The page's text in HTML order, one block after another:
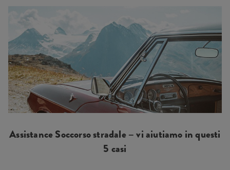
Assistance Soccorso stradale – vi aiutiamo in questi
5 casi